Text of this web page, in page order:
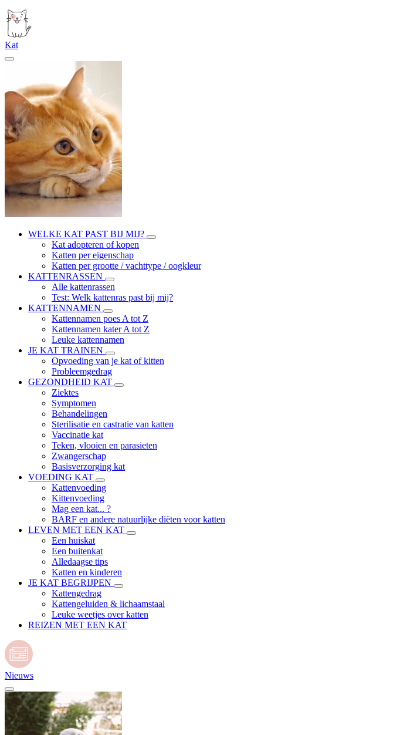
Kat
WELKE KAT PAST BIJ MIJ?
Kat adopteren of kopen
Katten per eigenschap
Katten per grootte / vachttype / oogkleur
KATTENRASSEN
Alle kattenrassen
Test: Welk kattenras past bij mij?
KATTENNAMEN
Kattennamen poes A tot Z
Kattennamen kater A tot Z
Leuke kattennamen
JE KAT TRAINEN
Opvoeding van je kat of kitten
Probleemgedrag
GEZONDHEID KAT
Ziektes
Symptomen
Behandelingen
Sterilisatie en castratie van katten
Vaccinatie kat
Teken, vlooien en parasieten
Zwangerschap
Basisverzorging kat
VOEDING KAT
Kattenvoeding
Kittenvoeding
Mag een kat... ?
BARF en andere natuurlijke diëten voor katten
LEVEN MET EEN KAT
Een huiskat
Een buitenkat
Alledaagse tips
Katten en kinderen
JE KAT BEGRIJPEN
Kattengedrag
Kattengeluiden & lichaamstaal
Leuke weetjes over katten
REIZEN MET EEN KAT
Nieuws